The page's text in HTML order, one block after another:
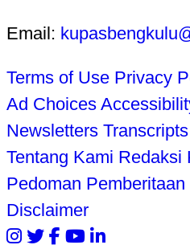
Email:
Terms of Use Privacy
Ad Choices
Newsletters Transcripts
Tentang Kami Redaksi
Pedoman
Disclaimer